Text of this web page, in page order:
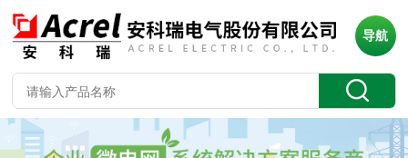
导航